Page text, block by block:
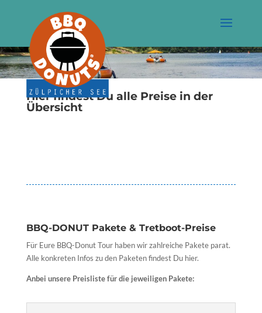
Hier findest Du alle Preise in der
Übersicht
BBQ-DONUT Pakete & Tretboot-Preise
Für Eure BBQ-Donut Tour haben wir zahlreiche Pakete parat.
Alle konkreten Infos zu den Paketen findest Du hier.
Anbei unsere Preisliste für die jeweiligen Pakete: